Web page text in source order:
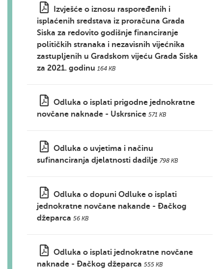
Izvješće o iznosu raspoređenih i
isplaćenih sredstava iz proračuna Grada
Siska za redovito godišnje financiranje
političkih stranaka i nezavisnih vijećnika
zastupljenih u Gradskom vijeću Grada Siska
za 2021. godinu 164 KB
Odluka o isplati prigodne jednokratne
novčane naknade - Uskrsnice 571 KB
Odluka o uvjetima i načinu
sufinanciranja djelatnosti dadilje 798 KB
Odluka o dopuni Odluke o isplati
jednokratne novčane nakande - Đačkog
džeparca 56 KB
Odluka o isplati jednokratne novčane
naknade - Đačkog džeparca 555 KB